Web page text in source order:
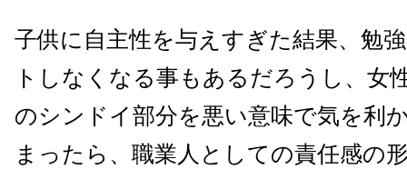
子供に自主性を与えすぎた結果、勉
トしなくなる事もあるだろうし、女
のシンドイ部分を悪い意味で気を利
まったら、職業人としての責任感の